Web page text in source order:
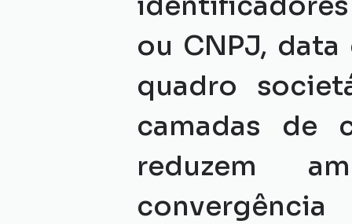
ou CNPJ,
quadro
camadas de
reduzem